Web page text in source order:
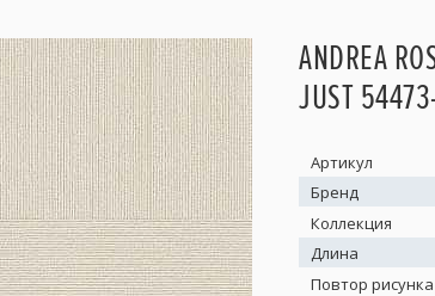
ANDREA
JUST
Артикул
Бренд
Коллекция
Длина
Повтор рисунка